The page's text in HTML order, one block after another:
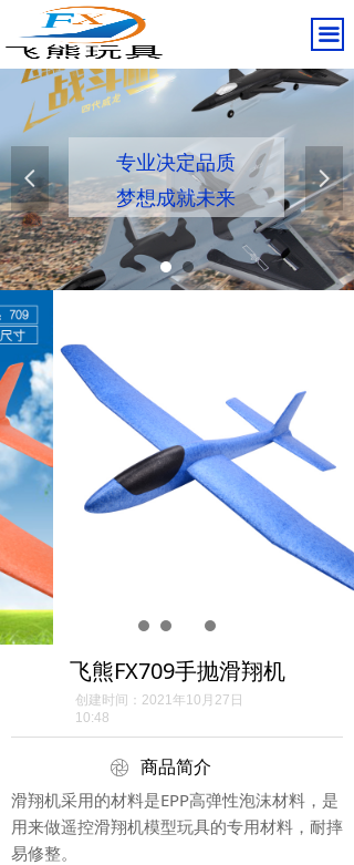
끀
专业决定品质
梦想成就未来
十五年专注航模
只为成就您的飞翔梦
넳 넲
飞熊FX709手抛滑翔机
商品简介
创建时间： 2021年10月27日
10:48
滑翔机采用的材料是EPP高弹性泡沫材料，是
用来做遥控滑翔机模型玩具的专用材料，耐摔
易修整。
ꁵ